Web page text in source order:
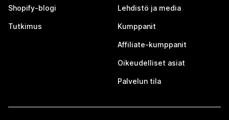
Shopify-blogi
Tutkimus
Lehdistö ja media
Kumppanit
Affiliate-kumppanit
Oikeudelliset asiat
Palvelun tila